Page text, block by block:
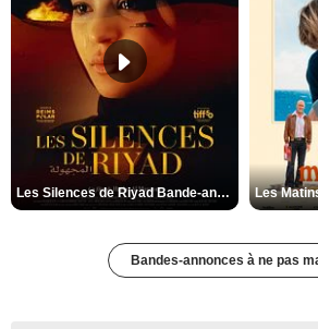
Les Silences de Riyad Bande-annonce VO STFR
Bandes-annonces à ne pas